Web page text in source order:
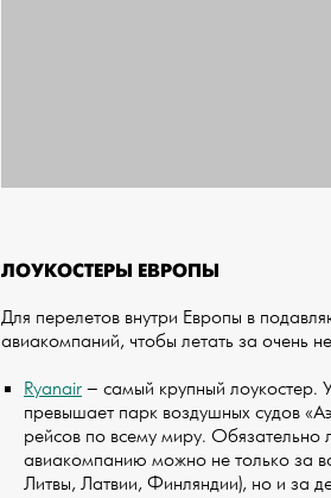
ЛОУКОСТЕРЫ ЕВРОПЫ
Для перелетов внутри Европы в
авиакомпаний, чтобы летать за очень
Ryanair– самый крупный лоукостер.
превышает парк воздушных судов
рейсов по всему миру. Обязательно
авиакомпанию можно не только за
Литвы, Латвии, Финляндии), но и за